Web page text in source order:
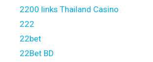
2200 links Thailand Casino
222
22bet
22Bet BD